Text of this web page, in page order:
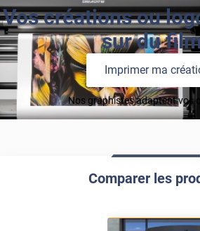
Vos créations ou
sur du
Imprimer ma
Nos graphistes adaptent vos
Comparer les